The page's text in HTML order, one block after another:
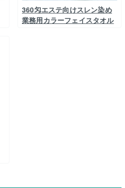
360匁エステ向けスレン染め
業務用カラーフェイスタオル